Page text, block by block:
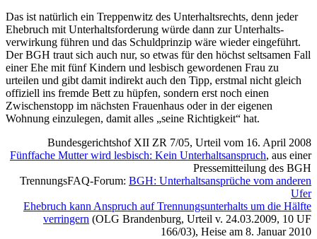
Das ist natürlich ein Treppenwitz des Unter­halts­rechts, denn jeder
Ehebruch mit Unterhalts­forderung würde dann zur Unter­halts­
verwirkung führen und das Schuldprinzip wäre wieder eingeführt.
Der BGH traut sich auch nur, so etwas für den höchst seltsamen Fall
einer Ehe mit fünf Kindern und lesbisch gewordenen Frau zu
urteilen und gibt damit indirekt auch den Tipp, erstmal nicht gleich
offiziell ins fremde Bett zu hüpfen, sondern erst noch einen
Zwischenstopp im nächsten Frauenhaus oder in der eigenen
Wohnung einzulegen, damit alles „seine Richtigkeit“ hat.
Bundes­gerichts­hof XII ZR 7/05, Urteil vom 16. April 2008
Fünffache Mutter wird lesbisch: Kein Unter­halts­anspruch, aus einer
Pressemitteilung des BGH
TrennungsFAQ-Forum: BGH: Unter­halts­ansprüche vom anderen
Ufer
Ehebruch kann Anspruch auf Trennungs­unter­halts um die Hälfte
verringern (OLG Brandenburg, Urteil v. 24.03.2009, 10 UF
166/03), Heise am 8. Januar 2010